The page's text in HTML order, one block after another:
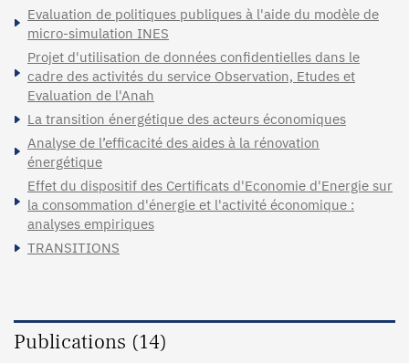
Evaluation de politiques publiques à l'aide du modèle de
micro-simulation INES
Projet d'utilisation de données confidentielles dans le
cadre des activités du service Observation, Etudes et
Evaluation de l'Anah
La transition énergétique des acteurs économiques
Analyse de l’efficacité des aides à la rénovation
énergétique
Effet du dispositif des Certificats d'Economie d'Energie sur
la consommation d'énergie et l'activité économique :
analyses empiriques
TRANSITIONS
Publications (14)